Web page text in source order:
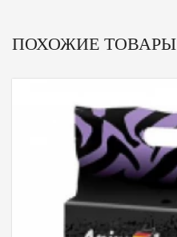
ПОХОЖИЕ ТОВАРЫ